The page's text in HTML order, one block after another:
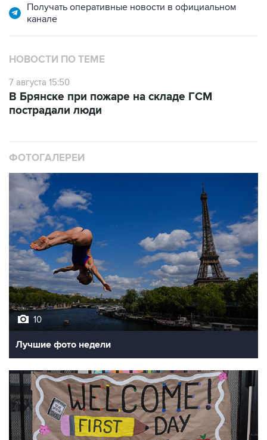
Получать оперативные новости в официальном
канале
НОВОСТИ ПО ТЕМЕ
7 августа 15:50
В Брянске при пожаре на складе ГСМ
пострадали люди
ФОТОГАЛЕРЕИ
10
Лучшие фото недели